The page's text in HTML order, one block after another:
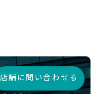
店舗に問い合わせる